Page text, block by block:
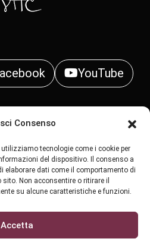
Consenso
tecnologie come i cookie per
del dispositivo. Il consenso a
elaborare dati come il comportamento di
Non acconsentire o ritirare il
su alcune caratteristiche e funzioni.
Accetta
YouTube